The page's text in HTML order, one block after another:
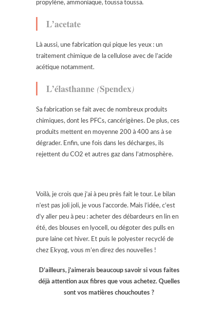
propylène, ammoniaque, toussa toussa.
L’acetate
Là aussi, une fabrication qui pique les yeux : un
traitement chimique de la cellulose avec de l’acide
acétique notamment.
L’élasthanne (Spendex)
Sa fabrication se fait avec de nombreux produits
chimiques, dont les PFCs, cancérigènes. De plus, ces
produits mettent en moyenne 200 à 400 ans à se
dégrader. Enfin, une fois dans les décharges, ils
rejettent du CO2 et autres gaz dans l’atmosphère.
Voilà, je crois que j’ai à peu près fait le tour. Le bilan
n’est pas joli joli, je vous l’accorde. Mais l’idée, c’est
d’y aller peu à peu : acheter des débardeurs en lin en
été, des blouses en lyocell, ou dégoter des pulls en
pure laine cet hiver. Et puis le polyester recyclé de
chez Ekyog, vous m’en direz des nouvelles !
D’ailleurs, j’aimerais beaucoup savoir si vous faites
déjà attention aux fibres que vous achetez. Quelles
sont vos matières chouchoutes ?